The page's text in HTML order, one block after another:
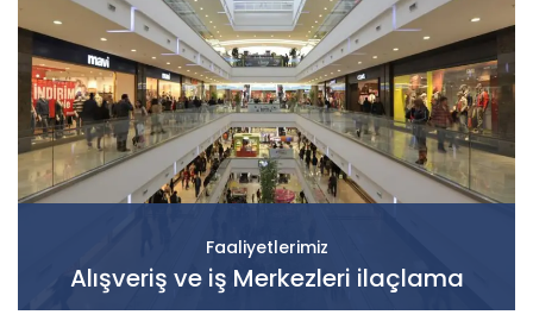
Faaliyetlerimiz
Alışveriş ve iş Merkezleri ilaçlama